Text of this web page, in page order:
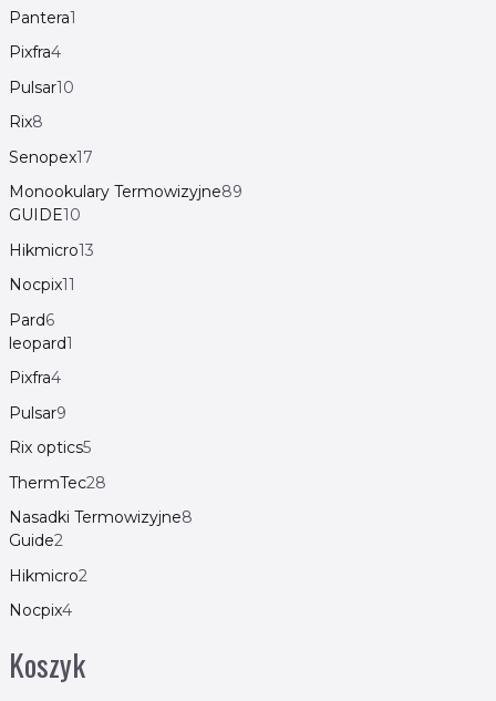
Pantera1
Pixfra4
Pulsar10
Rix8
Senopex17
Monookulary Termowizyjne89
GUIDE10
Hikmicro13
Nocpix11
Pard6
leopard1
Pixfra4
Pulsar9
Rix optics5
ThermTec28
Nasadki Termowizyjne8
Guide2
Hikmicro2
Nocpix4
Koszyk